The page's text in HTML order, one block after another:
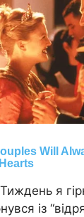
я
із